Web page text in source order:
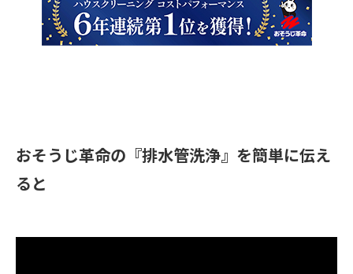
おそうじ革命の『排水管洗浄』を簡単に伝え
ると